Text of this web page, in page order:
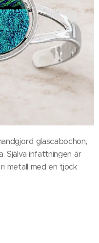
glascabochon,
Själva infattningen är
metall med en tjock